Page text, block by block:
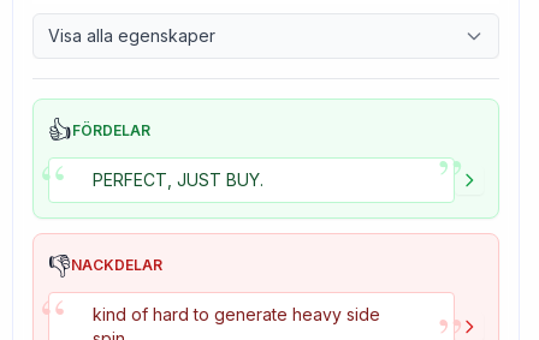
Control 9.7
Tackiness 4.7
Visa alla egenskaper
👍FÖRDELAR
“ PERFECT, JUST BUY. ”
👎NACKDELAR
“
kind of hard to generate heavy side